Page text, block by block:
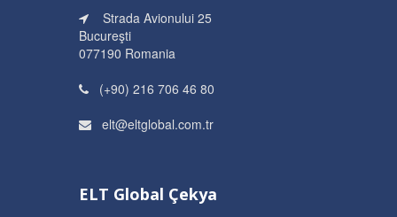
Strada Avionului 25
Bucureşti
077190 Romania
(+90) 216 706 46 80
elt@eltglobal.com.tr
ELT Global Çekya